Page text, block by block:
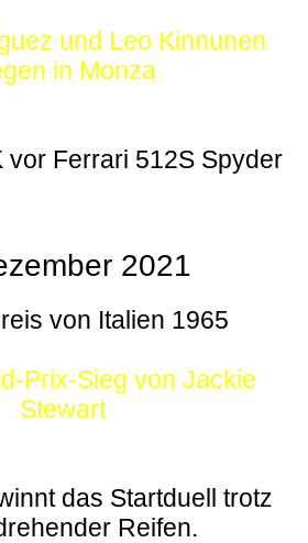
und Leo Kinnunen
in Monza
vor Ferrari 512S Spyder
2021
von Italien 1965
Prix-Sieg von Jackie
Stewart
das Startduell trotz
Reifen.